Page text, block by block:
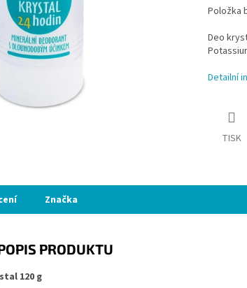
Položka
Deo
Detailní
TISK
Značka
PRODUKTU
120 g